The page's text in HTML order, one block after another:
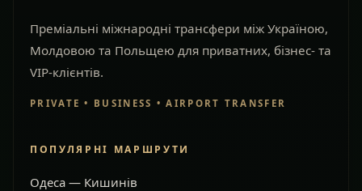
Преміальні міжнародні трансфери між Україною,
Молдовою та Польщею для приватних, бізнес- та
VIP-клієнтів.
PRIVATE • BUSINESS • AIRPORT TRANSFER
ПОПУЛЯРНІ МАРШРУТИ
Одеса — Кишинів